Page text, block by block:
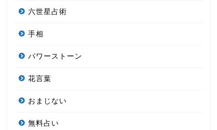
六世星占術
手相
パワーストーン
花言葉
おまじない
無料占い